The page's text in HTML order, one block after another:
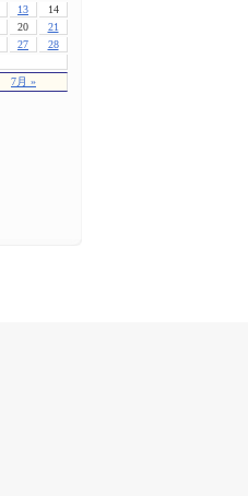
7月 »
13
14
20
21
27
28